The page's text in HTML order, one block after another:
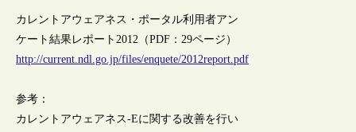
カレントアウェアネス・ポータル利用者アン
ケート結果レポート2012（PDF：29ページ）
http://current.ndl.go.jp/files/enquete/2012report.pdf
参考：
カレントアウェアネス-Eに関する改善を行い